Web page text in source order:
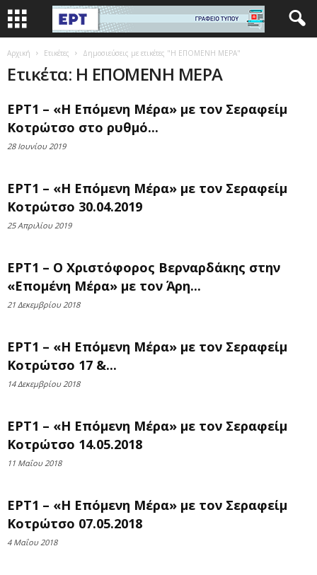
Αρχική Ετικέτες Δημοσιεύσεις με ετικέτες "Η ΕΠΟΜΕΝΗ ΜΕΡΑ"
Ετικέτα: Η ΕΠΟΜΕΝΗ ΜΕΡΑ
ΕΡΤ1 – «Η Επόμενη Μέρα» με τον Σεραφείμ
Κοτρώτσο στο ρυθμό...
28 Ιουνίου 2019
ΕΡΤ1 – «Η Επόμενη Μέρα» με τον Σεραφείμ
Κοτρώτσο 30.04.2019
25 Απριλίου 2019
ΕΡΤ1 – Ο Χριστόφορος Βερναρδάκης στην
«Επομένη Μέρα» με τον Άρη...
21 Δεκεμβρίου 2018
ΕΡΤ1 – «Η Επόμενη Μέρα» με τον Σεραφείμ
Κοτρώτσο 17 &...
14 Δεκεμβρίου 2018
ΕΡΤ1 – «Η Επόμενη Μέρα» με τον Σεραφείμ
Κοτρώτσο 14.05.2018
11 Μαΐου 2018
ΕΡΤ1 – «Η Επόμενη Μέρα» με τον Σεραφείμ
Κοτρώτσο 07.05.2018
4 Μαΐου 2018